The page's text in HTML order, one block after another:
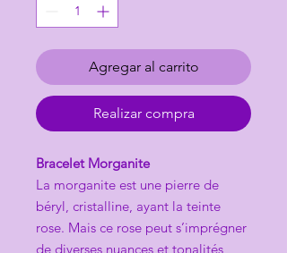
Agregar al carrito
Realizar compra
Bracelet Morganite
La morganite est une pierre de
béryl, cristalline, ayant la teinte
rose. Mais ce rose peut s’imprégner
de diverses nuances et tonalités